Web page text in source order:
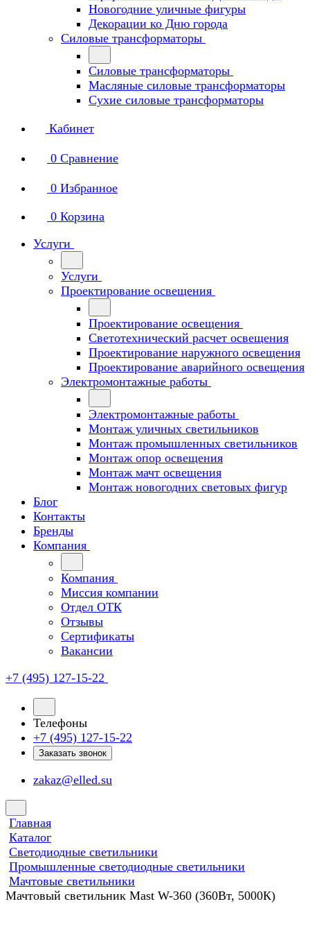
Новогодние уличные фигуры
Декорации ко Дню города
Силовые трансформаторы
Силовые трансформаторы
Масляные силовые трансформаторы
Сухие силовые трансформаторы
Кабинет
0 Сравнение
0 Избранное
0 Корзина
Услуги
Услуги
Проектирование освещения
Проектирование освещения
Светотехнический расчет освещения
Проектирование наружного освещения
Проектирование аварийного освещения
Электромонтажные работы
Электромонтажные работы
Монтаж уличных светильников
Монтаж промышленных светильников
Монтаж опор освещения
Монтаж мачт освещения
Монтаж новогодних световых фигур
Блог
Контакты
Бренды
Компания
Компания
Миссия компании
Отдел ОТК
Отзывы
Сертификаты
Вакансии
+7 (495) 127-15-22
Телефоны
+7 (495) 127-15-22
Заказать звонок
zakaz@elled.su
Главная
Каталог
Светодиодные светильники
Промышленные светодиодные светильники
Мачтовые светильники
Мачтовый светильник Mast W-360 (360Вт, 5000К)